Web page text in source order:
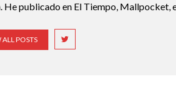
He publicado en El Tiempo, Mallpocket,
ALL POSTS